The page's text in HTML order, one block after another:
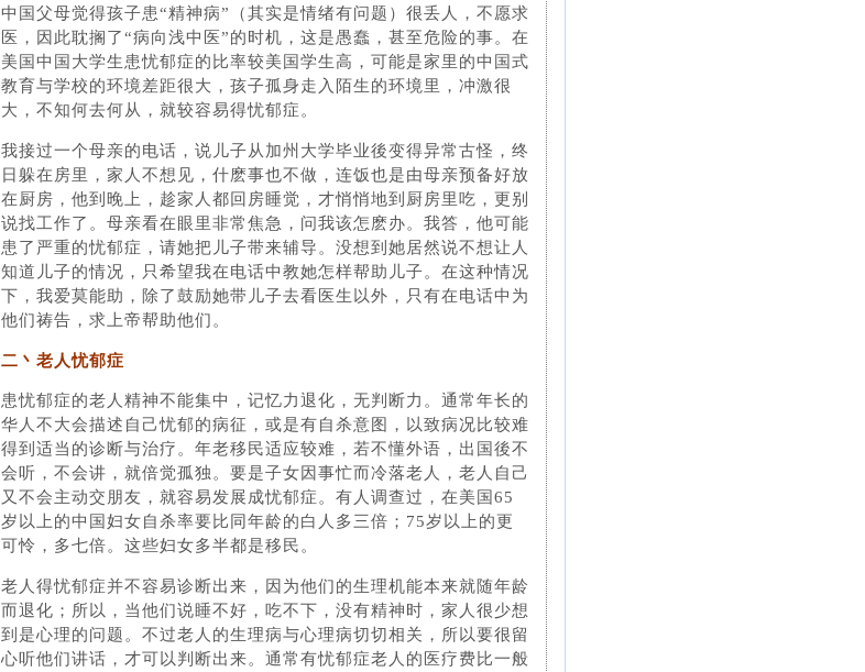
中国父母觉得孩子患“精神病”（其实是情绪有问题）很丢人，不愿求
医，因此耽搁了“病向浅中医”的时机，这是愚蠢，甚至危险的事。在
美国中国大学生患忧郁症的比率较美国学生高，可能是家里的中国式
教育与学校的环境差距很大，孩子孤身走入陌生的环境里，冲激很
大，不知何去何从，就较容易得忧郁症。
我接过一个母亲的电话，说儿子从加州大学毕业後变得异常古怪，终
日躲在房里，家人不想见，什麽事也不做，连饭也是由母亲预备好放
在厨房，他到晚上，趁家人都回房睡觉，才悄悄地到厨房里吃，更别
说找工作了。母亲看在眼里非常焦急，问我该怎麽办。我答，他可能
患了严重的忧郁症，请她把儿子带来辅导。没想到她居然说不想让人
知道儿子的情况，只希望我在电话中教她怎样帮助儿子。在这种情况
下，我爱莫能助，除了鼓励她带儿子去看医生以外，只有在电话中为
他们祷告，求上帝帮助他们。
二丶老人忧郁症
患忧郁症的老人精神不能集中，记忆力退化，无判断力。通常年长的
华人不大会描述自己忧郁的病征，或是有自杀意图，以致病况比较难
得到适当的诊断与治疗。年老移民适应较难，若不懂外语，出国後不
会听，不会讲，就倍觉孤独。要是子女因事忙而冷落老人，老人自己
又不会主动交朋友，就容易发展成忧郁症。有人调查过，在美国65
岁以上的中国妇女自杀率要比同年龄的白人多三倍；75岁以上的更
可怜，多七倍。这些妇女多半都是移民。
老人得忧郁症并不容易诊断出来，因为他们的生理机能本来就随年龄
而退化；所以，当他们说睡不好，吃不下，没有精神时，家人很少想
到是心理的问题。不过老人的生理病与心理病切切相关，所以要很留
心听他们讲话，才可以判断出来。通常有忧郁症老人的医疗费比一般